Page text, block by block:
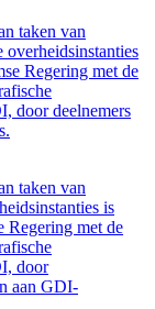
taken van
overheidsinstanties
Regering met de
door deelnemers
taken van
is
Regering met de
door
aan GDI-